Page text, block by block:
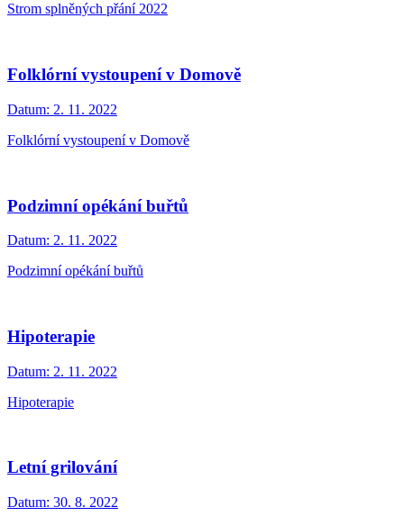
Strom splněných přání 2022
Folklórní vystoupení v Domově
Datum: 2. 11. 2022
Folklórní vystoupení v Domově
Podzimní opékání buřtů
Datum: 2. 11. 2022
Podzimní opékání buřtů
Hipoterapie
Datum: 2. 11. 2022
Hipoterapie
Letní grilování
Datum: 30. 8. 2022